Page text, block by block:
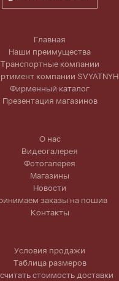
Главная
Наши преимущества
Транспортные компании
компании SVYATNYH
Фирменный каталог
Презентация магазинов
О нас
Видеогалерея
Фотогалерея
Магазины
Новости
заказы на пошив
Контакты
Условия продажи
Таблица размеров
стоимость доставки